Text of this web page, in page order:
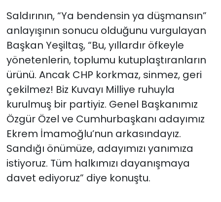
Saldırının, “Ya bendensin ya düşmansın”
anlayışının sonucu olduğunu vurgulayan
Başkan Yeşiltaş, “Bu, yıllardır öfkeyle
yönetenlerin, toplumu kutuplaştıranların
ürünü. Ancak CHP korkmaz, sinmez, geri
çekilmez! Biz Kuvayı Milliye ruhuyla
kurulmuş bir partiyiz. Genel Başkanımız
Özgür Özel ve Cumhurbaşkanı adayımız
Ekrem İmamoğlu’nun arkasındayız.
Sandığı önümüze, adayımızı yanımıza
istiyoruz. Tüm halkımızı dayanışmaya
davet ediyoruz” diye konuştu.